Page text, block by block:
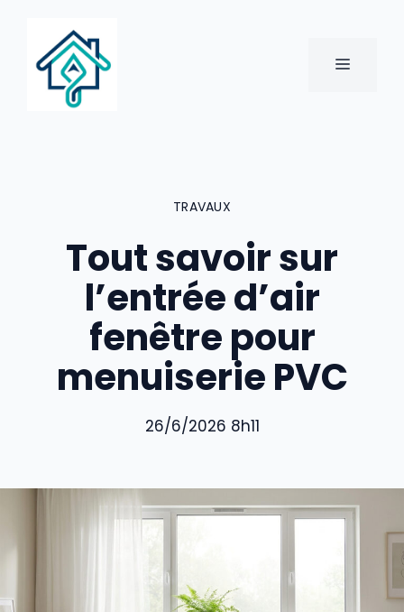
contenu
MENU
TRAVAUX
Tout savoir sur
l’entrée d’air
fenêtre pour
menuiserie PVC
26/6/2026 8h11